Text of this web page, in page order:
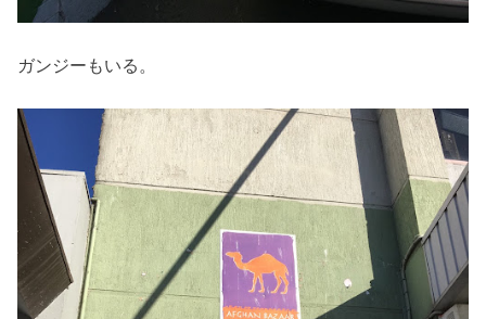
ガンジーもいる。